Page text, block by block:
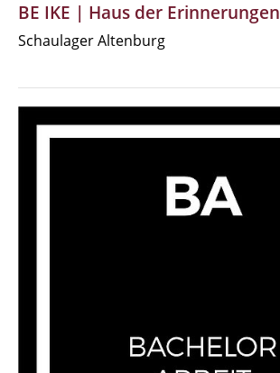
BE IKE | Haus der Erinnerungen
Schaulager Altenburg